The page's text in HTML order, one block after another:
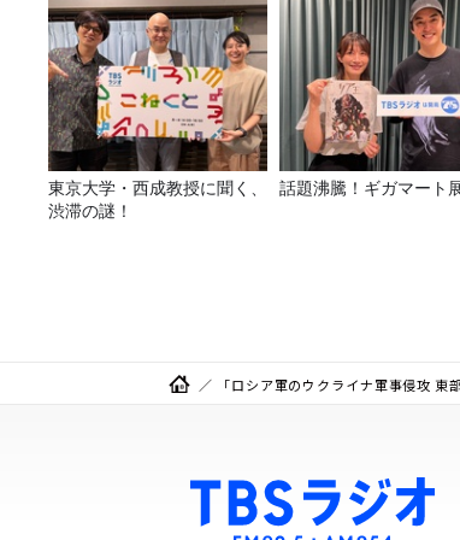
東京大学・西成教授に聞く、
渋滞の謎！
話題沸騰！ギガマート
「ロシア軍のウクライナ軍事侵攻